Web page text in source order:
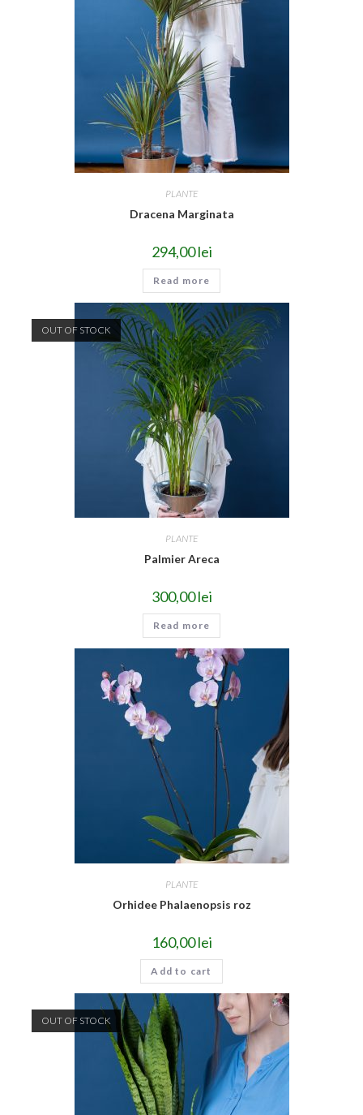
PLANTE
Dracena Marginata
294,00lei
Read more
OUT OF STOCK
PLANTE
Palmier Areca
300,00lei
Read more
PLANTE
Orhidee Phalaenopsis roz
160,00lei
Add to cart
OUT OF STOCK